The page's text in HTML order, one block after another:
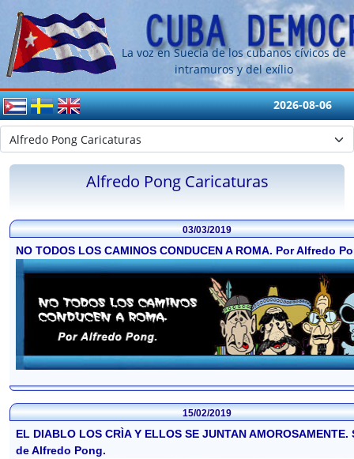
La voz en Suecia de los cubanos cívicos de
intramuros y del exílio
2026-08-06
Alfredo Pong Caricaturas
03/03/2019
NO TODOS LOS CAMINOS CONDUCEN A ROMA. Por Alfredo
15/02/2019
EL DIABLO LOS CRÌA Y ELLOS SE JUNTAN
de Alfredo Pong.